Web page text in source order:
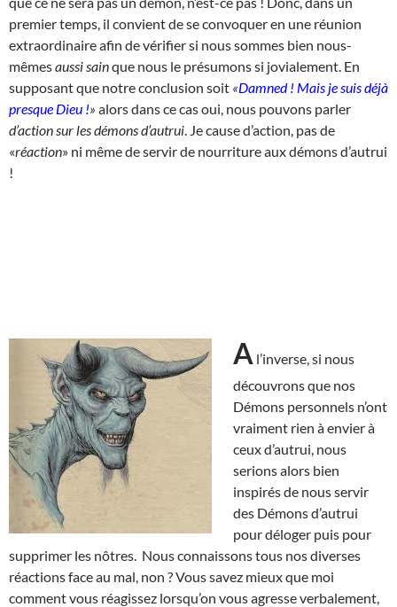
premier temps, il convient de se convoquer en une réunion
extraordinaire afin de vérifier si nous sommes bien nous-
mêmesaussi sainque nous le présumons si jovialement. En
supposant que notre conclusion soit «Damned ! Mais je suis déjà
presque Dieu !» alors dans ce cas oui, nous pouvons parler
d’action sur les démons d’autrui . Je cause d’action, pas de
«réaction» ni même de servir de nourriture aux démons d’autrui
!
A l’inverse, si nous
découvrons que nos
Démons personnels n’ont
vraiment rien à envier à
ceux d’autrui, nous
serions alors bien
inspirés de nous servir
des Démons d’autrui
pour déloger puis pour
supprimer les nôtres. Nous connaissons tous nos diverses
réactions face au mal, non ? Vous savez mieux que moi
comment vous réagissez lorsqu’on vous agresse verbalement,